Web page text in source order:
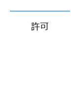
許可